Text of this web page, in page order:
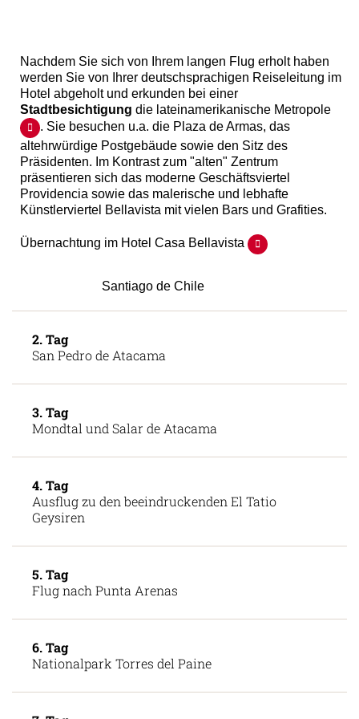
Nachdem Sie sich von Ihrem langen Flug erholt haben
werden Sie von Ihrer deutschsprachigen Reiseleitung im
Hotel abgeholt und erkunden bei einer
Stadtbesichtigung die lateinamerikanische Metropole
. Sie besuchen u.a. die Plaza de Armas, das
altehrwürdige Postgebäude sowie den Sitz des
Präsidenten. Im Kontrast zum "alten" Zentrum
präsentieren sich das moderne Geschäftsviertel
Providencia sowie das malerische und lebhafte
Künstlerviertel Bellavista mit vielen Bars und Grafities.
Übernachtung im Hotel Casa Bellavista
Santiago de Chile
2. Tag
San Pedro de Atacama
3. Tag
Mondtal und Salar de Atacama
4. Tag
Ausflug zu den beeindruckenden El Tatio
Geysiren
5. Tag
Flug nach Punta Arenas
6. Tag
Nationalpark Torres del Paine